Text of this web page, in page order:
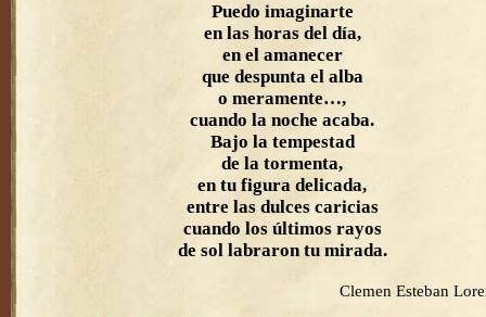
Puedo imaginarte
en las horas del día,
en el amanecer
que despunta el alba
o meramente…,
cuando la noche acaba.
Bajo la tempestad
de la tormenta,
en tu figura delicada,
entre las dulces caricias
cuando los últimos rayos
de sol labraron tu mirada.
Clemen Esteban